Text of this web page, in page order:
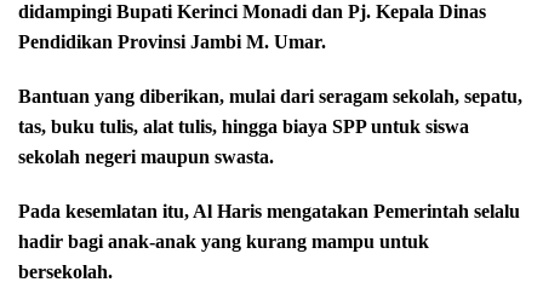
didampingi Bupati Kerinci Monadi dan Pj. Kepala Dinas
Pendidikan Provinsi Jambi M. Umar.
Bantuan yang diberikan, mulai dari seragam sekolah, sepatu,
tas, buku tulis, alat tulis, hingga biaya SPP untuk siswa
sekolah negeri maupun swasta.
Pada kesemlatan itu, Al Haris mengatakan Pemerintah selalu
hadir bagi anak-anak yang kurang mampu untuk
bersekolah.